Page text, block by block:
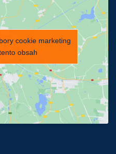
cookie marketing
obsah